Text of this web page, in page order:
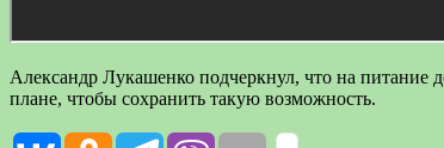
Александр Лукашенко подчеркнул, что на питание
плане, чтобы сохранить такую возможность.